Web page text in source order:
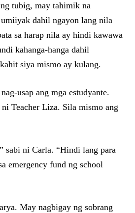
tubig, may tahimik na
dahil ngayon lang nila
sa harap nila ay hindi kawawa
kahanga-hanga dahil
siya mismo ay kulang.
usap ang mga estudyante.
Teacher Liza. Sila mismo ang
sabi ni Carla. “Hindi lang para
emergency fund ng school
May nagbigay ng sobrang